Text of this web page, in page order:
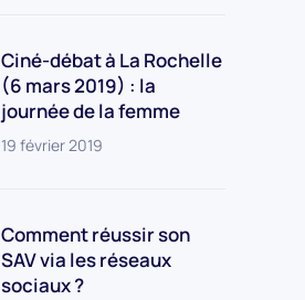
Ciné-débat à La Rochelle
(6 mars 2019) : la
journée de la femme
19 février 2019
Comment réussir son
SAV via les réseaux
sociaux ?